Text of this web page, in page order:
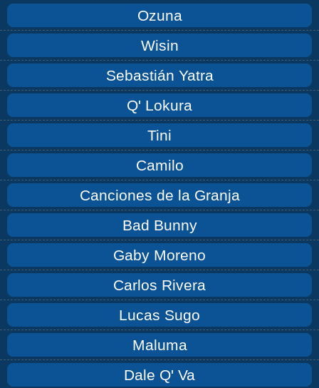
Ozuna
Wisin
Sebastián Yatra
Q' Lokura
Tini
Camilo
Canciones de la Granja
Bad Bunny
Gaby Moreno
Carlos Rivera
Lucas Sugo
Maluma
Dale Q' Va